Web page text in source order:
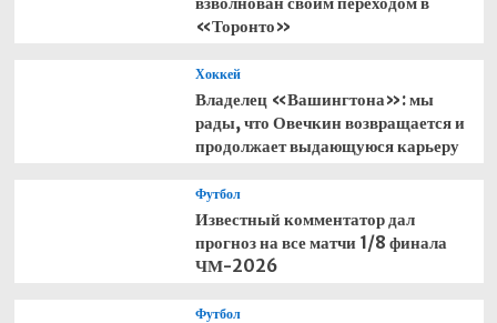
«Торонто»
Хоккей
Владелец «Вашингтона»: мы
рады, что Овечкин возвращается и
продолжает выдающуюся карьеру
Футбол
Известный комментатор дал
прогноз на все матчи 1/8 финала
ЧМ-2026
Футбол